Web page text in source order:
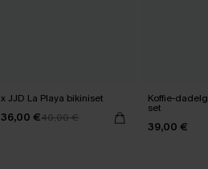
x JJD La Playa bikiniset
36,00 €40,00 €
Koffie-
set
39,00 €